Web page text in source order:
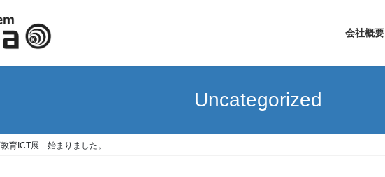
会社概要
Uncategorized
育ICT展 始まりました。